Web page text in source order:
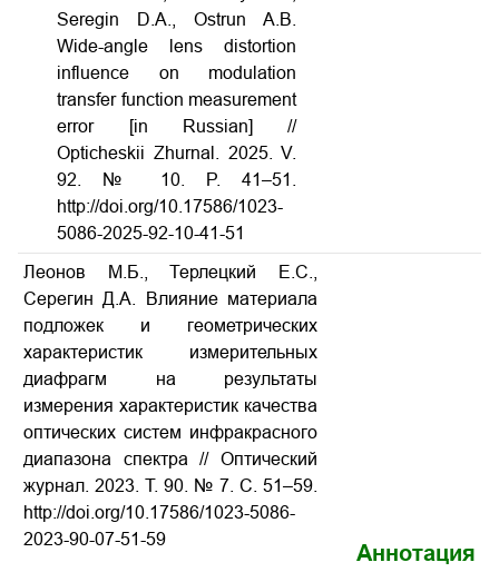
Seregin D.A., Ostrun A.B.
Wide-angle lens distortion
influence on modulation
transfer function measurement
error [in Russian] //
Opticheskii Zhurnal. 2025. V.
92. № 10. P. 41–51.
http://doi.org/10.17586/1023-
5086-2025-92-10-41-51
Леонов М.Б., Терлецкий Е.С.,
Серегин Д.А. Влияние материала
подложек и геометрических
характеристик измерительных
диафрагм на результаты
измерения характеристик качества
оптических систем инфракрасного
диапазона спектра // Оптический
журнал. 2023. Т. 90. № 7. С. 51–59.
http://doi.org/10.17586/1023-5086-
2023-90-07-51-59
Аннотация